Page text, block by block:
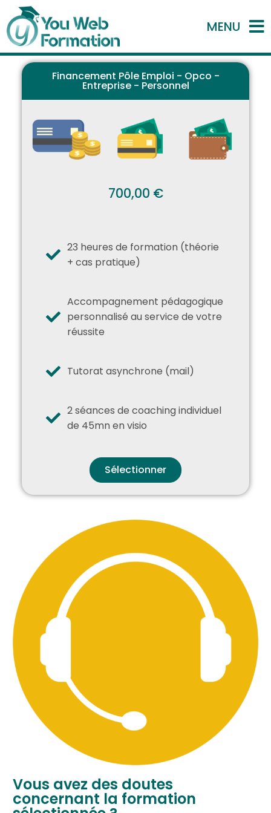
MENU
Financement Pôle Emploi - Opco -
Entreprise - Personnel
700,00 €
23 heures de formation (théorie
+ cas pratique)
Accompagnement pédagogique
personnalisé au service de votre
réussite
Tutorat asynchrone (mail)
2 séances de coaching individuel
de 45mn en visio
Sélectionner
Vous avez des doutes
concernant la formation